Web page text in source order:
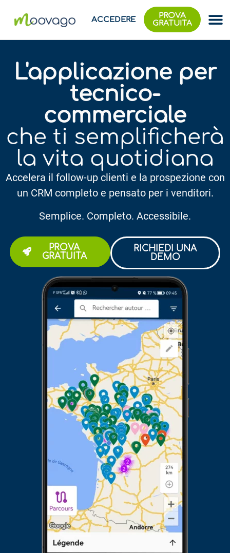
ACCEDERE
PROVA
GRATUITA
L'applicazione per
tecnico-
commerciale
che ti semplificherà
la vita quotidiana
Accelera il follow-up clienti e la prospezione con
un CRM completo e pensato per i venditori.
Semplice. Completo. Accessibile.
PROVA
GRATUITA
RICHIEDI UNA
DEMO